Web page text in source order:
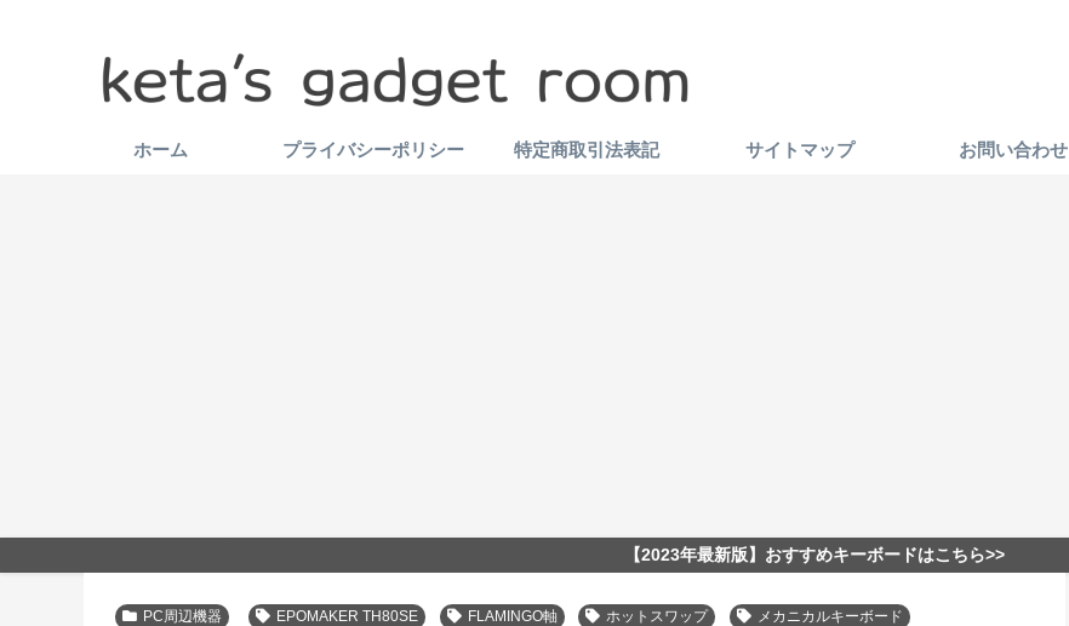
ホーム プライバシーポリシー 特定商取引法表記 サイトマップ お問い合わせ
【2023年最新版】おすすめキーボードはこちら>>
PC周辺機器 EPOMAKER TH80SE FLAMINGO軸 ホットスワップ メカニカルキーボード